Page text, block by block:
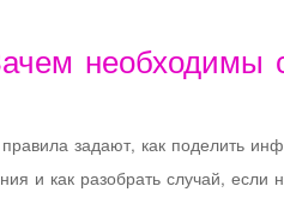
необходимы
задают, как поделить
и как разобрать случай, если